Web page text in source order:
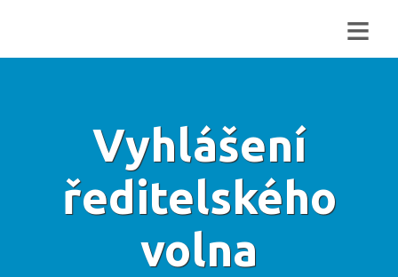
≡
Vyhlášení
ředitelského
volna